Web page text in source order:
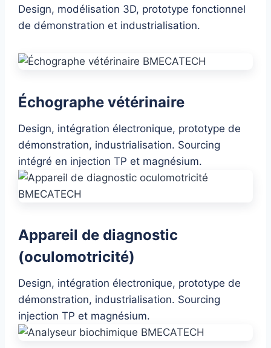
Design, modélisation 3D, prototype fonctionnel
de démonstration et industrialisation.
Échographe vétérinaire
Design, intégration électronique, prototype de
démonstration, industrialisation. Sourcing
intégré en injection TP et magnésium.
Appareil de diagnostic
(oculomotricité)
Design, intégration électronique, prototype de
démonstration, industrialisation. Sourcing
injection TP et magnésium.